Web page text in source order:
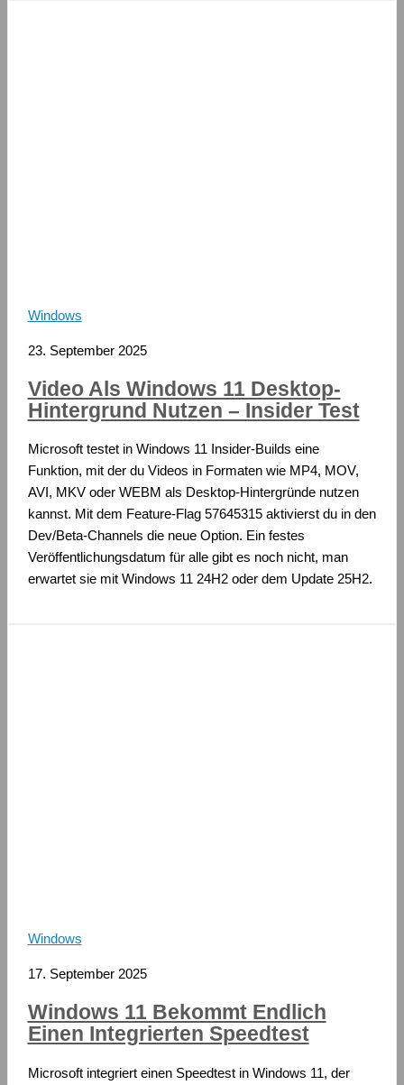
Windows
23. September 2025
Video Als Windows 11 Desktop-
Hintergrund Nutzen – Insider Test
Microsoft testet in Windows 11 Insider-Builds eine
Funktion, mit der du Videos in Formaten wie MP4, MOV,
AVI, MKV oder WEBM als Desktop-Hintergründe nutzen
kannst. Mit dem Feature-Flag 57645315 aktivierst du in den
Dev/Beta-Channels die neue Option. Ein festes
Veröffentlichungsdatum für alle gibt es noch nicht, man
erwartet sie mit Windows 11 24H2 oder dem Update 25H2.
Windows
17. September 2025
Windows 11 Bekommt Endlich
Einen Integrierten Speedtest
Microsoft integriert einen Speedtest in Windows 11, der